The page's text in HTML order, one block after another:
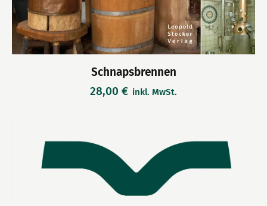
Schnapsbrennen
28,00 € inkl. MwSt.